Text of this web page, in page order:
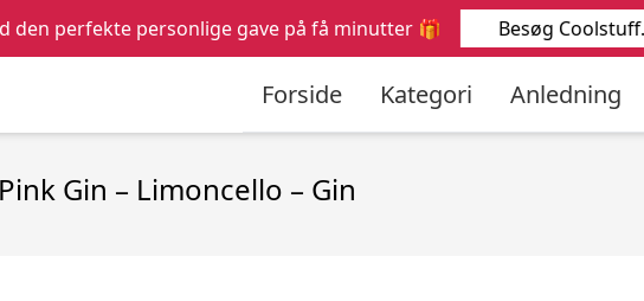
Forside Kategori Anledning
efter:
Gin – Limoncello – Gin
den perfekte personlige gave på få minutter 🎁 Besøg